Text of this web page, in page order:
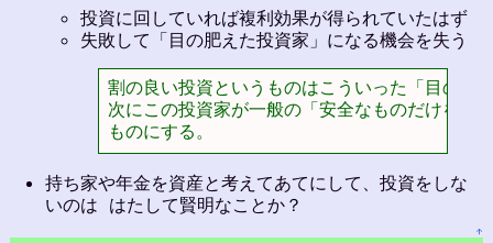
投資に回していれば複利効果が得られていたはず
失敗して「目の肥えた投資家」になる機会を失う
割の良い投資というものはこういった「目の肥
次にこの投資家が一般の「安全なものだけを買
ものにする。
持ち家や年金を資産と考えてあてにして、投資をしな
いのは はたして賢明なことか？
↑